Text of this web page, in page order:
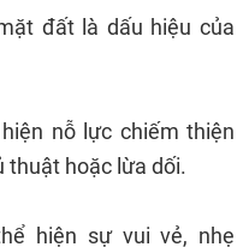
đất là dấu hiệu của
nỗ lực chiếm thiện
thuật hoặc lừa dối.
hiện sự vui vẻ, nhẹ